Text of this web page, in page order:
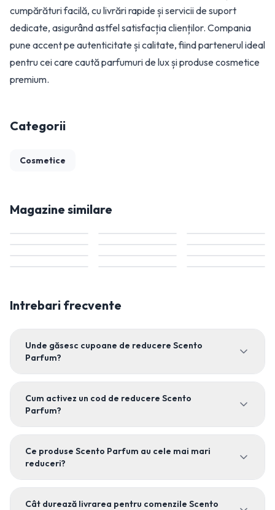
cumpărături facilă, cu livrări rapide și servicii de suport
dedicate, asigurând astfel satisfacția clienților. Compania
pune accent pe autenticitate și calitate, fiind partenerul ideal
pentru cei care caută parfumuri de lux și produse cosmetice
premium.
Categorii
Cosmetice
Magazine similare
Intrebari frecvente
Unde găsesc cupoane de reducere Scento
Parfum?
Cum activez un cod de reducere Scento
Parfum?
Ce produse Scento Parfum au cele mai mari
reduceri?
Cât durează livrarea pentru comenzile Scento